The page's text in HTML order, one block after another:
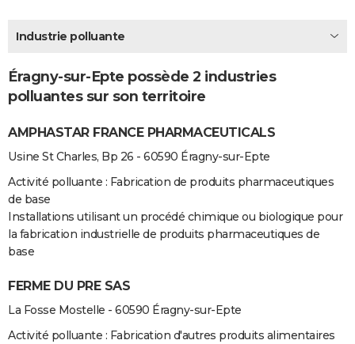
BONS PLANS
Dictionnaire
Biographies
Citations
Expressions
Proverbes
PROGRAMME TV
COPAINS D'AVANT
S'inscrire
Se connecter
Lycées
Collèges
Primaires
Universités
Entreprises
Service militaire
Avis de recherche
Bricolage
Lifestyle
Culture
Sport
Auto
Television
Voyage
Cinema
Industrie polluante
Éragny-sur-Epte possède 2 industries
polluantes sur son territoire
AMPHASTAR FRANCE PHARMACEUTICALS
Usine St Charles, Bp 26 - 60590 Éragny-sur-Epte
Activité polluante : Fabrication de produits pharmaceutiques
de base
Installations utilisant un procédé chimique ou biologique pour
la fabrication industrielle de produits pharmaceutiques de
base
FERME DU PRE SAS
La Fosse Mostelle - 60590 Éragny-sur-Epte
Activité polluante : Fabrication d'autres produits alimentaires